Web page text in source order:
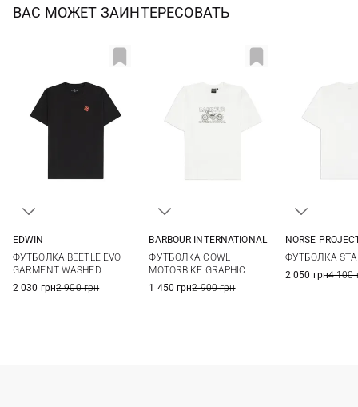
ВАС МОЖЕТ ЗАИНТЕРЕСОВАТЬ
XXL
EDWIN
ФУТБОЛКА BEETLE EVO
GARMENT WASHED
2 030 грн2 900 грн
BARBOUR INTERNATIONAL
ФУТБОЛКА COWL
MOTORBIKE GRAPHIC
1 450 грн2 900 грн
NORSE
ФУТБОЛКА
2 050 грн4 100